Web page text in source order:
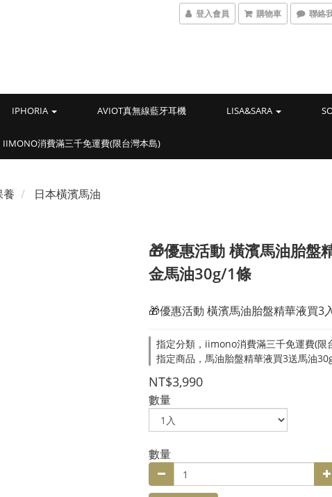
登入會員 購物車 聯絡
IPHORIA AVIOT真無線藍牙耳機 LISA&SARA
IIMONO消費滿三千免運費(限台灣本島)
養 日本橫濱馬油
🎁優惠活動 橫濱馬油胎盤
金馬油30g/1條
🎁優惠活動 橫濱馬油胎盤精華液買3
指定分類，iimono消費滿三千免運費(限
指定商品，馬油胎盤精華液買3送馬油
NT$3,990
數量
數量